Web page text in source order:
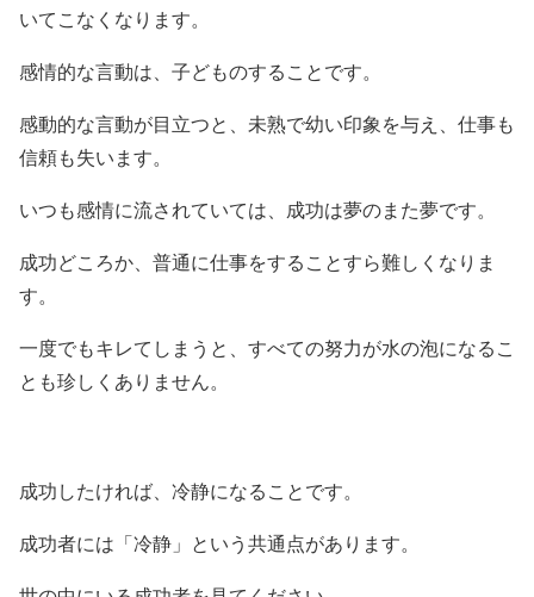
いてこなくなります。
感情的な言動は、子どものすることです。
感動的な言動が目立つと、未熟で幼い印象を与え、仕事も
信頼も失います。
いつも感情に流されていては、成功は夢のまた夢です。
成功どころか、普通に仕事をすることすら難しくなりま
す。
一度でもキレてしまうと、すべての努力が水の泡になるこ
とも珍しくありません。
成功したければ、冷静になることです。
成功者には「冷静」という共通点があります。